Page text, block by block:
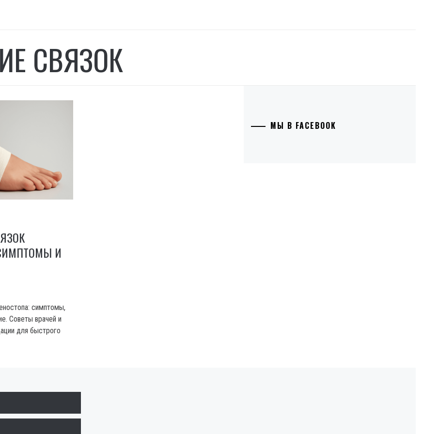
СВЯЗОК
И
симптомы,
Советы врачей и
для быстрого
МЫ В FACEBOOK